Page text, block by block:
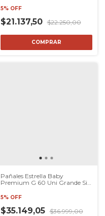
5% OFF
$21.137,50 $22.250,00
COMPRAR
Pañales Estrella Baby
Premium G 60 Uni Grande Sin
5% OFF
$35.149,05 $36.999,00